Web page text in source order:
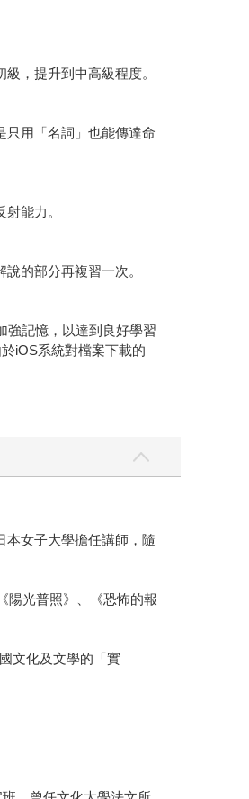
，提升到中高級程度。
只用「名詞」也能傳達命
能力。
的部分再複習一次。
強記憶，以達到良好學習
iOS系統對檔案下載的
本女子大學擔任講師，隨
陽光普照》、《恐怖的報
文化及文學的「實